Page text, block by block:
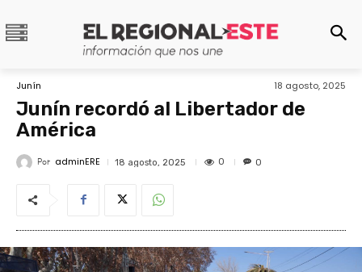
Junín 18 agosto, 2025
Junín recordó al Libertador de
América
Por adminERE 18 agosto, 2025 0 0